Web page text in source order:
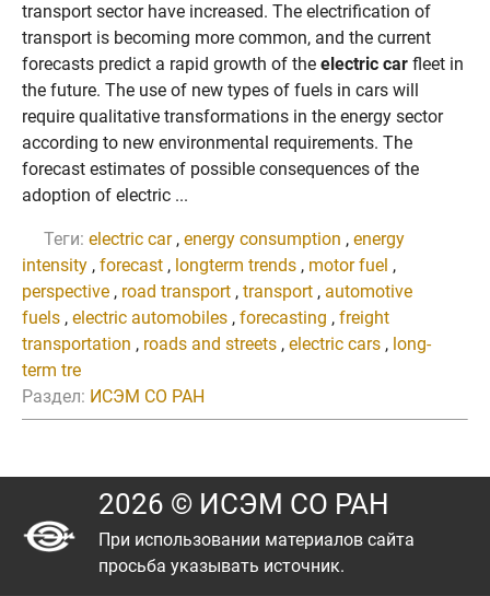
transport sector have increased. The electrification of
transport is becoming more common, and the current
forecasts predict a rapid growth of the electric car fleet in
the future. The use of new types of fuels in cars will
require qualitative transformations in the energy sector
according to new environmental requirements. The
forecast estimates of possible consequences of the
adoption of electric ...
Теги: electric car, energy consumption , energy
intensity , forecast , longterm trends , motor fuel ,
perspective , road transport , transport , automotive
fuels , electric automobiles , forecasting , freight
transportation , roads and streets , electric cars , long-
term tre
Раздел: ИСЭМ СО РАН
2026 © ИСЭМ СО РАН
При использовании материалов сайта
просьба указывать источник.